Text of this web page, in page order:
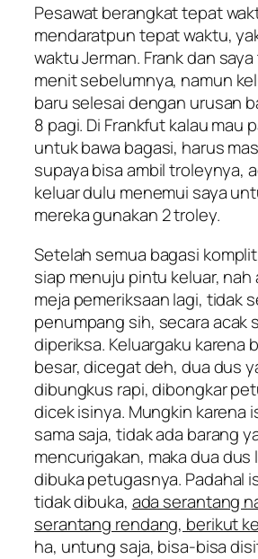
Pesawat berangkat tepat
mendaratpun tepat waktu,
waktu Jerman. Frank dan
menit sebelumnya, namun
baru selesai dengan urusan
8 pagi. Di Frankfut kalau mau
untuk bawa bagasi, harus
supaya bisa ambil troleynya,
keluar dulu menemui saya
mereka gunakan 2 troley.
Setelah semua bagasi
siap menuju pintu keluar, nah
meja pemeriksaan lagi, tidak
penumpang sih, secara acak
diperiksa. Keluargaku karena
besar, dicegat deh, dua dus
dibungkus rapi, dibongkar
dicek isinya. Mungkin karena
sama saja, tidak ada barang
mencurigakan, maka dua dus
dibuka petugasnya. Padahal
tidak dibuka, ada serantang
serantang rendang, berikut
ha, untung saja, bisa-bisa